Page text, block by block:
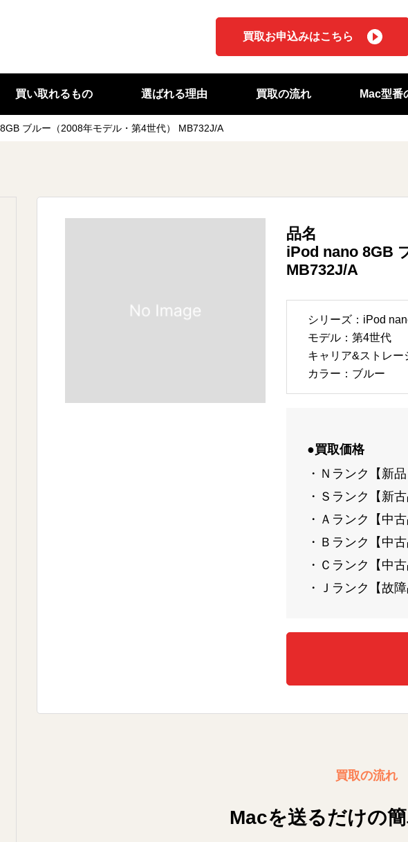
買取お申込みはこちら
買い取れるもの 選ばれる理由 買取の流れ Mac型番
ブルー（2008年モデル・第4世代） MB732J/A
品名
iPod nano 8GB
MB732J/A
シリーズ：iPod
モデル：第4世代
キャリア&ストレー
カラー：ブルー
●買取価格
・Ｎランク【新
・Ｓランク【新
・Ａランク【中
・Ｂランク【中
・Ｃランク【中
・Ｊランク【故
買取の流れ
Macを送るだけの